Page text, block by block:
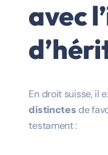
avec
En droit suisse, il
distinctes de
testament :